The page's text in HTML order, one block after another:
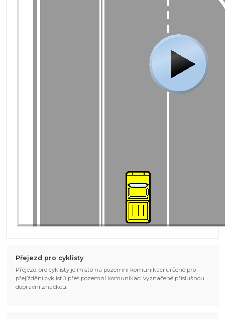
Přejezd pro cyklisty
Přejezd pro cyklisty je místo na pozemní komunikaci určené pro
přejíždění cyklistů přes pozemní komunikaci vyznačené příslušnou
dopravní značkou.